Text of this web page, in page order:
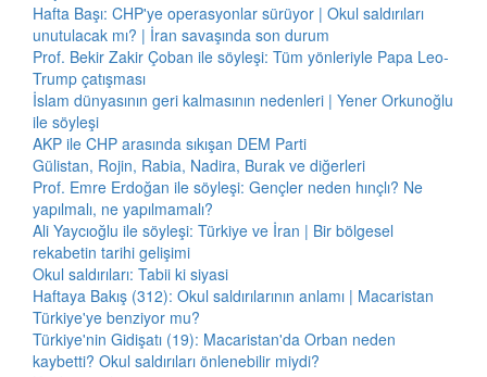
Hafta Başı: CHP'ye operasyonlar sürüyor | Okul saldırıları
unutulacak mı? | İran savaşında son durum
Prof. Bekir Zakir Çoban ile söyleşi: Tüm yönleriyle Papa Leo-
Trump çatışması
İslam dünyasının geri kalmasının nedenleri | Yener Orkunoğlu
ile söyleşi
AKP ile CHP arasında sıkışan DEM Parti
Gülistan, Rojin, Rabia, Nadira, Burak ve diğerleri
Prof. Emre Erdoğan ile söyleşi: Gençler neden hınçlı? Ne
yapılmalı, ne yapılmamalı?
Ali Yaycıoğlu ile söyleşi: Türkiye ve İran | Bir bölgesel
rekabetin tarihi gelişimi
Okul saldırıları: Tabii ki siyasi
Haftaya Bakış (312): Okul saldırılarının anlamı | Macaristan
Türkiye'ye benziyor mu?
Türkiye'nin Gidişatı (19): Macaristan'da Orban neden
kaybetti? Okul saldırıları önlenebilir miydi?